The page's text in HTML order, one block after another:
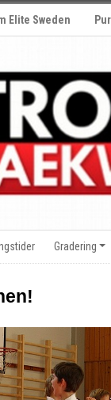
Elite Sweden
Gradering